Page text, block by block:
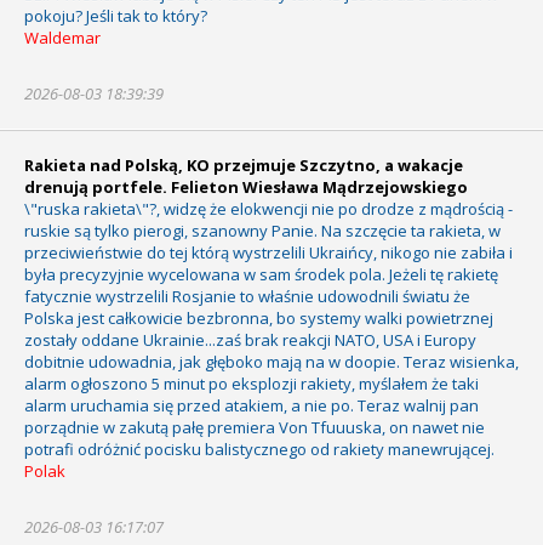
pokoju? Jeśli tak to który?
Waldemar
2026-08-03 18:39:39
Rakieta nad Polską, KO przejmuje Szczytno, a wakacje
drenują portfele. Felieton Wiesława Mądrzejowskiego
\"ruska rakieta\"?, widzę że elokwencji nie po drodze z mądrością -
ruskie są tylko pierogi, szanowny Panie. Na szczęcie ta rakieta, w
przeciwieństwie do tej którą wystrzelili Ukraińcy, nikogo nie zabiła i
była precyzyjnie wycelowana w sam środek pola. Jeżeli tę rakietę
fatycznie wystrzelili Rosjanie to właśnie udowodnili światu że
Polska jest całkowicie bezbronna, bo systemy walki powietrznej
zostały oddane Ukrainie...zaś brak reakcji NATO, USA i Europy
dobitnie udowadnia, jak głęboko mają na w doopie. Teraz wisienka,
alarm ogłoszono 5 minut po eksplozji rakiety, myślałem że taki
alarm uruchamia się przed atakiem, a nie po. Teraz walnij pan
porządnie w zakutą pałę premiera Von Tfuuuska, on nawet nie
potrafi odróżnić pocisku balistycznego od rakiety manewrującej.
Polak
2026-08-03 16:17:07